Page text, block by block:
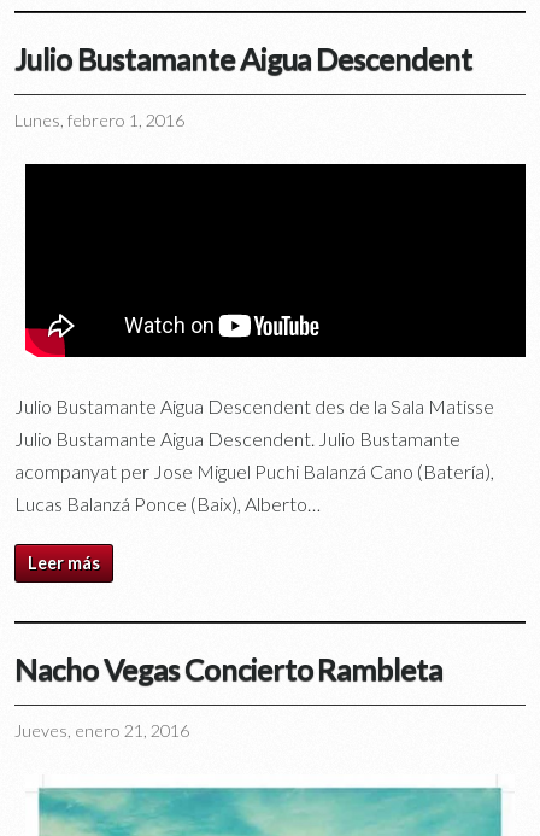
Julio Bustamante Aigua Descendent
Lunes, febrero 1, 2016
Julio Bustamante Aigua Descendent des de la Sala Matisse
Julio Bustamante Aigua Descendent. Julio Bustamante
acompanyat per Jose Miguel Puchi Balanzá Cano (Batería),
Lucas Balanzá Ponce (Baix), Alberto…
Leer más
Nacho Vegas Concierto Rambleta
Jueves, enero 21, 2016